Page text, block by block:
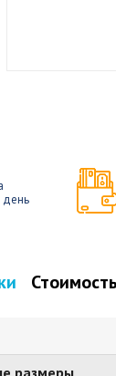
размеры